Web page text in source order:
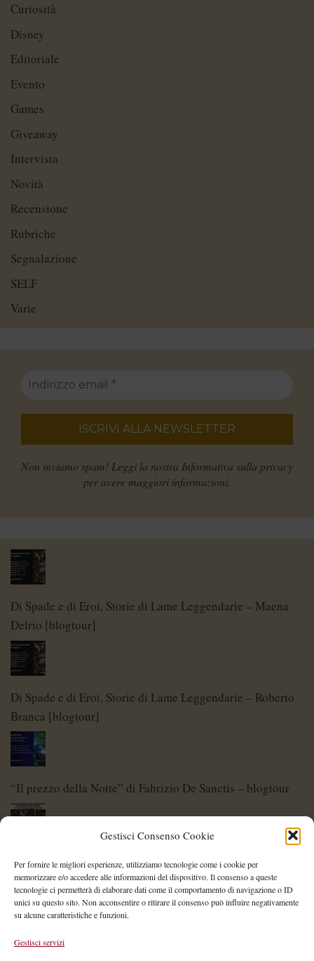
Gestisci Consenso Cookie
Per fornire le migliori esperienze, utilizziamo tecnologie come i cookie per
memorizzare e/o accedere alle informazioni del dispositivo. Il consenso a queste
tecnologie ci permetterà di elaborare dati come il comportamento di navigazione o ID
unici su questo sito. Non acconsentire o ritirare il consenso può influire negativamente
su alcune caratteristiche e funzioni.
Gestisci servizi
Curiosità
Disney
Editoriale
Evento
Games
Giveaway
Intervista
Novità
Recensione
Rubriche
Segnalazione
SELF
Varie
Non inviamo spam! Leggi la nostra Informativa sulla privacy
per avere maggiori informazioni.
Di Spade e di Eroi, Storie di Lame Leggendarie – Maena
Delrio [blogtour]
Di Spade e di Eroi, Storie di Lame Leggendarie – Roberto
Branca [blogtour]
“Il prezzo della Notte” di Fabrizio De Sanctis – blogtour
Di Spade e di Eroi – Storie di Lame Leggendarie